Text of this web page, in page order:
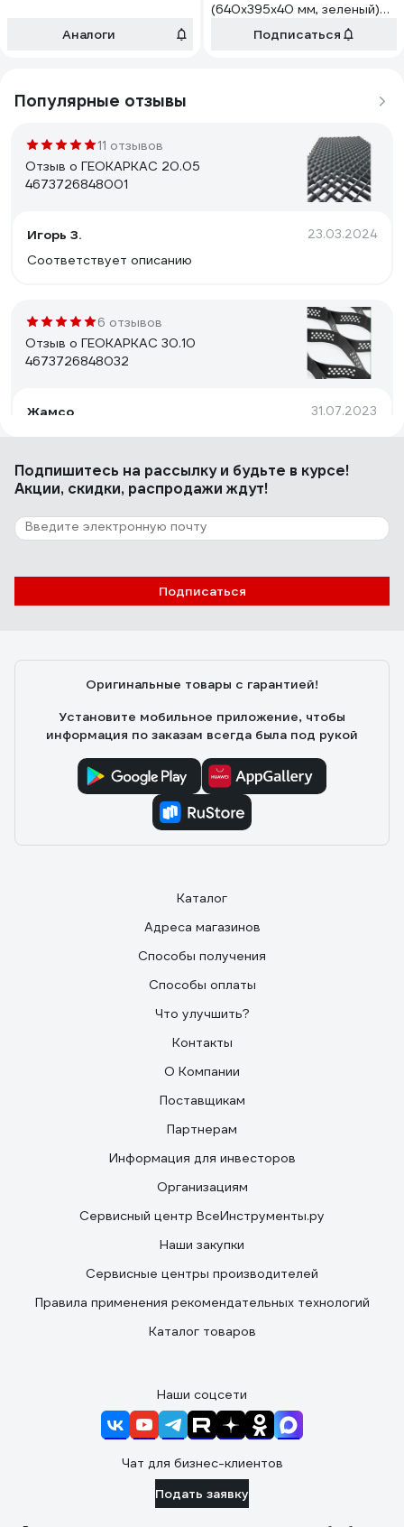
Аналоги
(640x395x40 мм, зеленый)
4687204805431
Подписаться
Популярные отзывы
11 отзывов
Отзыв о ГЕОКАРКАС 20.05
4673726848001
Игорь З. 23.03.2024
Соответствует описанию
6 отзывов
Отзыв о ГЕОКАРКАС 30.10
4673726848032
Жамсо 31.07.2023
Относительная простота установки.
7 отзывов
Отзыв о Aprogrid 50210135
Подпишитесь на рассылкуи будьте в курсе!
Акции, скидки, распродажи ждут!
Подписаться
Оригинальные товары с гарантией!
Установите мобильное приложение, чтобы
информация по заказам всегда была под рукой
Каталог
Адреса магазинов
Способы получения
Способы оплаты
Что улучшить?
Контакты
О Компании
Поставщикам
Партнерам
Информация для инвесторов
Организациям
Сервисный центр ВсеИнструменты.ру
Наши закупки
Сервисные центры производителей
Правила применения рекомендательных технологий
Каталог товаров
Наши соцсети
Чат для бизнес-клиентов
Подать заявку